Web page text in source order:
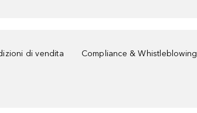
di vendita
Compliance & Whistleblowing